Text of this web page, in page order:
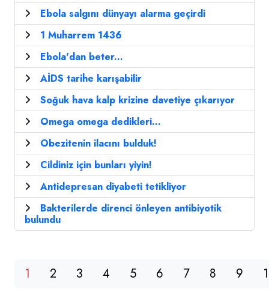
Ebola salgını dünyayı alarma geçirdi
1 Muharrem 1436
Ebola'dan beter...
AİDS tarihe karışabilir
Soğuk hava kalp krizine davetiye çıkarıyor
Omega omega dedikleri...
Obezitenin ilacını bulduk!
Cildiniz için bunları yiyin!
Antidepresan diyabeti tetikliyor
Bakterilerde direnci önleyen antibiyotik
bulundu
1 2 3 4 5 6 7 8 9